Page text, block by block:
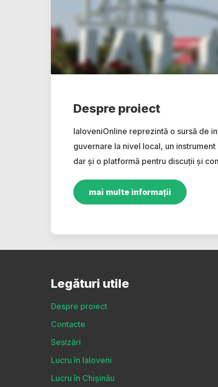
Despre proiect
IaloveniOnline reprezintă o sursă de
guvernare la nivel local, un
dar și o platformă pentru discuții și
mai multe informații
Legături utile
Despre proiect
Contacte
Sesizări
Lucru în Ialoveni
Lucru în Chișinău